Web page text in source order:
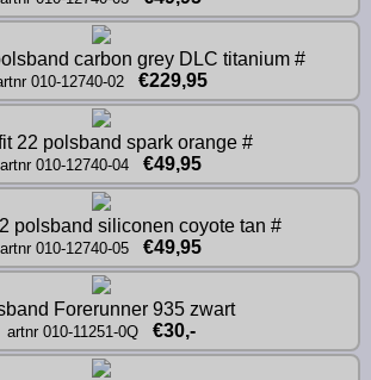
carbon grey DLC titanium #
010-12740-02 €229,95
22 polsband spark orange #
artnr 010-12740-04 €49,95
polsband siliconen coyote tan #
artnr 010-12740-05 €49,95
Forerunner 935 zwart
artnr 010-11251-0Q €30,-